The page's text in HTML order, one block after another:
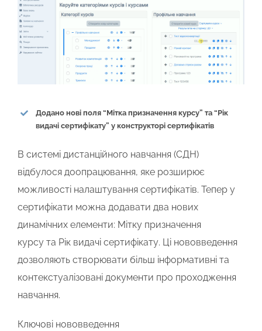
Додано нові поля “Мітка призначення курсу” та “Рік
видачі сертифікату” у конструкторі сертифікатів
В системі дистанційного навчання (СДН)
відбулося доопрацювання, яке розширює
можливості налаштування сертифікатів. Тепер у
сертифікати можна додавати два нових
динамічних елементи: Мітку призначення
курсу та Рік видачі сертифікату. Ці нововведення
дозволяють створювати більш інформативні та
контекстуалізовані документи про проходження
навчання.
Ключові нововведення